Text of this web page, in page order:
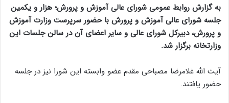
به گزارش روابط عمومی شورای عالی آموزش و پرورش؛ هزار و یکمین
جلسه شورای عالی آموزش و پرورش با حضور سرپرست وزارت آموزش
و پرورش، دبیرکل شورای عالی و سایر اعضای آن در سالن جلسات این
وزارتخانه برگزار شد.
آیت الله غلامرضا مصباحی مقدم عضو وابسته این شورا نیز در جلسه
حضور یافتند.